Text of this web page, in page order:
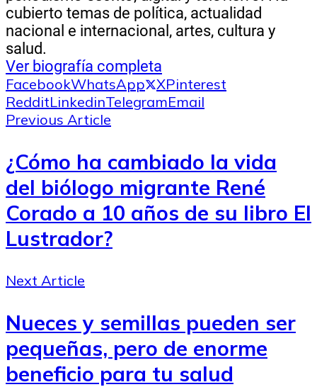
cubierto temas de política, actualidad
nacional e internacional, artes, cultura y
salud.
Ver biografía completa
FacebookWhatsApp XPinterest
RedditLinkedinTelegramEmail
Previous Article
¿Cómo ha cambiado la vida
del biólogo migrante René
Corado a 10 años de su libro El
Lustrador?
Next Article
Nueces y semillas pueden ser
pequeñas, pero de enorme
beneficio para tu salud